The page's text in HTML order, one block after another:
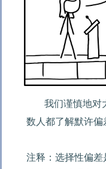
我们谨慎地对
数人都了解默许偏
注释：选择性偏